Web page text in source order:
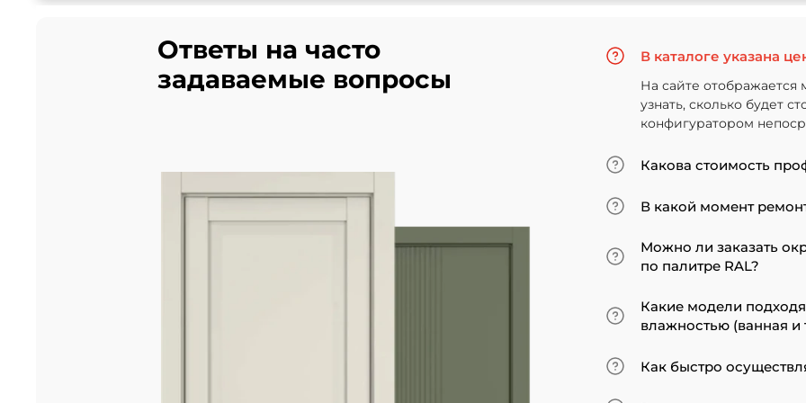
Ответы на часто
задаваемые вопросы
В каталоге указана
На сайте отображается
узнать, сколько будет
конфигуратором
Какова стоимость
Минимальная цена за
В какой момент
покрытие. В противном
может не подойти по
до поклейки обоев,
наличники уже после
Можно ли заказать
по палитре RAL?
эмалированные модели
Какие модели
влажностью (ванная и
экошпона. На нашем
Как быстро